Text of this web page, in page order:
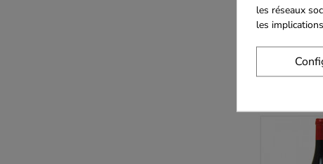
env.
les réseaux
les